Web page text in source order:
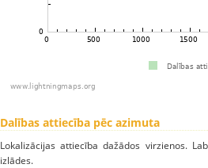
Dalības attiecība pēc azimuta
Lokalizācijas attiecība dažādos virzienos.
izlādes.